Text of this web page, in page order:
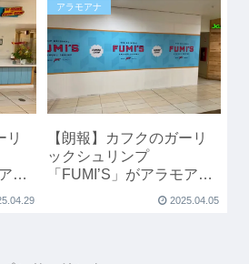
リ
ナ
アラモアナ
【朗報】カフクのガーリ
ックシュリンプ
「FUMI’S」がアラモアナ
のフードコートにオープ
2025.04.05